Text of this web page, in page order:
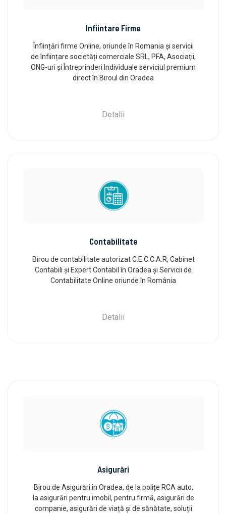
Infiintare Firme
Înființări firme Online, oriunde în Romania și servicii
de înființare societăți comerciale SRL, PFA, Asociații,
ONG-uri și Întreprinderi Individuale serviciul premium
direct în Biroul din Oradea
Detalii
Contabilitate
Birou de contabilitate autorizat C.E.C.C.A.R, Cabinet
Contabili și Expert Contabil în Oradea și Servicii de
Contabilitate Online oriunde în România
Detalii
Asigurări
Birou de Asigurări în Oradea, de la polițe RCA auto,
la asigurări pentru imobil, pentru firmă, asigurări de
companie, asigurări de viață și de sănătate, soluții